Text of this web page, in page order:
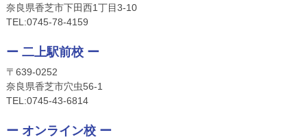
奈良県香芝市下田西1丁目3-10
TEL:0745-78-4159
ー 二上駅前校 ー
〒639-0252
奈良県香芝市穴虫56-1
TEL:0745-43-6814
ー オンライン校 ー